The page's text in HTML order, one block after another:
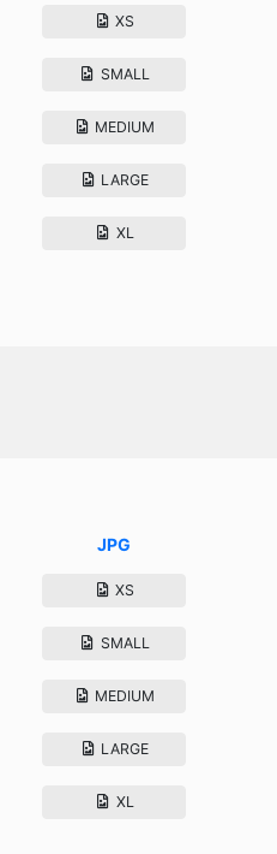
XS
SMALL
MEDIUM
LARGE
XL
JPG
XS
SMALL
MEDIUM
LARGE
XL